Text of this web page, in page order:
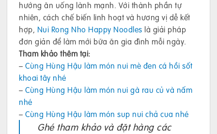
hướng ăn uống lành mạnh. Với thành phần tự
nhiên, cách chế biến linh hoạt và hương vị dễ kết
hợp, Nui Rong Nho Happy Noodles là giải pháp
đơn giản để làm mới bữa ăn gia đình mỗi ngày.
Tham khảo thêm tại:
– Cùng Hùng Hậu làm món nui mè đen cá hồi sốt
khoai tây nhé
– Cùng Hùng Hậu làm món nui gà rau củ và nấm
nhé
– Cùng Hùng Hậu làm món sup nui chả cua nhé
Ghé tham khảo và đặt hàng các